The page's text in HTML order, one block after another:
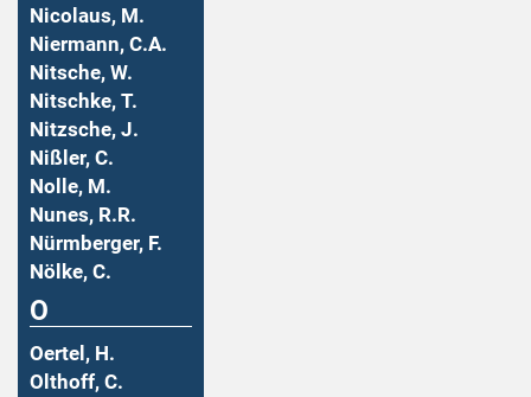
Nicolaus, M.
Niermann, C.A.
Nitsche, W.
Nitschke, T.
Nitzsche, J.
Nißler, C.
Nolle, M.
Nunes, R.R.
Nürmberger, F.
Nölke, C.
O
Oertel, H.
Olthoff, C.